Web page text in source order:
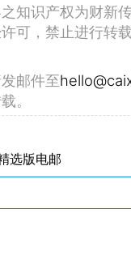
知识产权为财新
可，禁止进行转
邮件至
。
选版电邮